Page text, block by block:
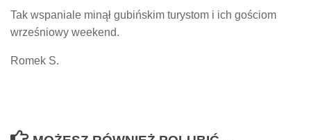
Tak wspaniale minął gubińskim turystom i ich gościom
wrześniowy weekend.
Romek S.